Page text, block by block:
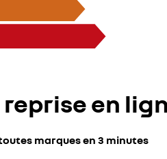
en
marques en 3 minutes